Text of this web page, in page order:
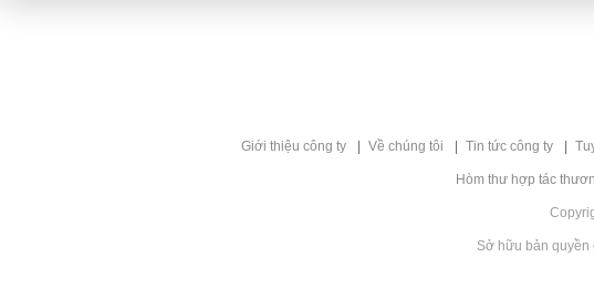
Giới thiệu công ty Về chúng tôi Tin tức công ty
Hòm thư hợp tác
Sở hữu bản quyền